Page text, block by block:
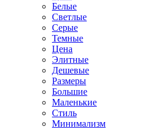
Белые
Светлые
Серые
Темные
Цена
Элитные
Дешевые
Размеры
Большие
Маленькие
Стиль
Минимализм